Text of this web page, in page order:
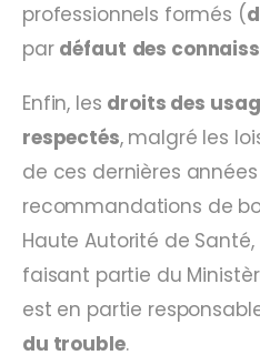
professionnels formés (
par défaut des
Enfin, les droits des
respectés, malgré les
de ces dernières
recommandations de
Haute Autorité de
faisant partie du
est en partie
du trouble.